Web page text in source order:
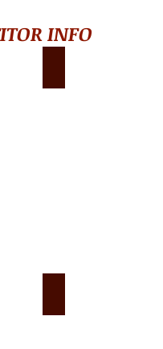
INFO